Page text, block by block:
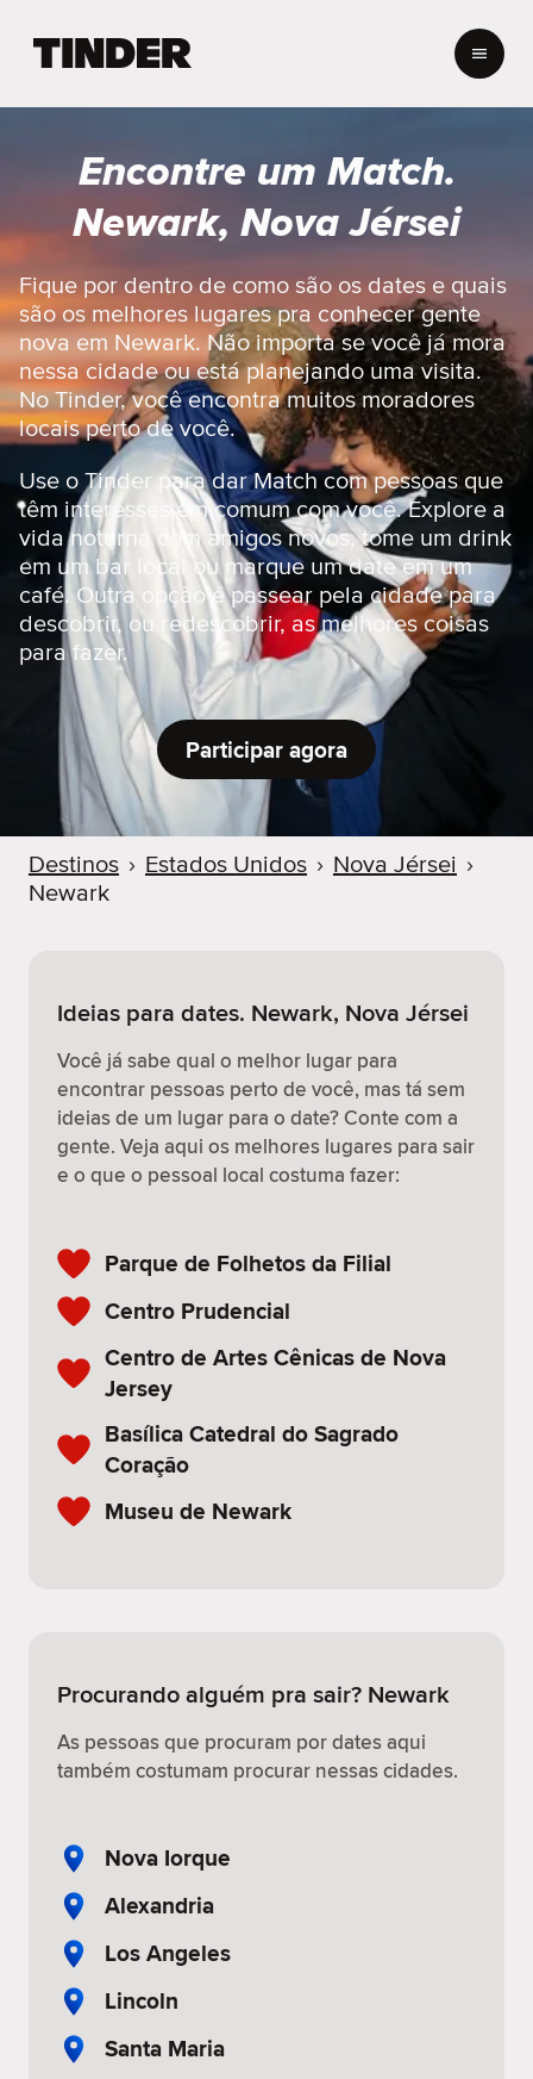
a
n
c
i
a
l
d
o
T
i
n
d
e
r
Encontre um Match.
Newark, Nova Jérsei
Fique por dentro de como são os dates e quais
são os melhores lugares pra conhecer gente
nova em Newark. Não importa se você já mora
nessa cidade ou está planejando uma visita.
No Tinder, você encontra muitos moradores
locais perto de você.
Use o Tinder para dar Match com pessoas que
têm interesses em comum com você. Explore a
vida noturna com amigos novos, tome um drink
em um bar local ou marque um date em um
café. Outra opção é passear pela cidade para
descobrir, ou redescobrir, as melhores coisas
para fazer.
Participar agora
Destinos › Estados Unidos › Nova Jérsei ›
Newark
Ideias para dates. Newark, Nova Jérsei
Você já sabe qual o melhor lugar para
encontrar pessoas perto de você, mas tá sem
ideias de um lugar para o date? Conte com a
gente. Veja aqui os melhores lugares para sair
e o que o pessoal local costuma fazer:
Parque de Folhetos da Filial
Centro Prudencial
Centro de Artes Cênicas de Nova
Jersey
Basílica Catedral do Sagrado
Coração
Museu de Newark
Procurando alguém pra sair? Newark
As pessoas que procuram por dates aqui
também costumam procurar nessas cidades.
Nova Iorque
Alexandria
Los Angeles
Lincoln
Santa Maria